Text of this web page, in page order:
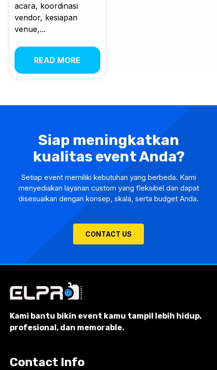
acara, koordinasi
vendor, kesiapan
venue,...
READ MORE
Siap meningkatkan
kualitas event Anda?
Setiap event memiliki kebutuhan yang berbeda. Kami
menyediakan layanan custom yang fleksibel dan dapat
disesuaikan dengan konsep, skala, serta budget Anda.
CONTACT US
Kami bantu bikin event kamu tampil lebih hidup,
profesional, dan memorable.
Contact Info